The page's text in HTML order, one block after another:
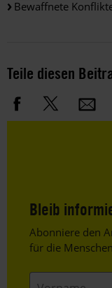
Bewaffnete
Teile diesen
Bleib
Header
Text
Abonniere den
für die